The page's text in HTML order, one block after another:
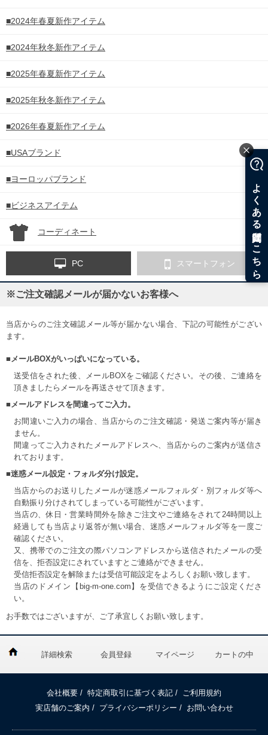
■2024年春夏新作アイテム
■2024年秋冬新作アイテム
■2025年春夏新作アイテム
■2025年秋冬新作アイテム
■2026年春夏新作アイテム
■USAブランド
■ヨーロッパブランド
■ビジネスアイテム
コーディネート
PC スマートフォン
※ご注文確認メールが届かないお客様へ
当店からのご注文確認メール等が届かない場合、下記の可能性がござい
ます。
■メールBOXがいっぱいになっている。
送受信をされた後、メールBOXをご確認ください。その後、ご連絡を
頂きましたらメールを再送させて頂きます。
■メールアドレスを間違ってご入力。
お間違いご入力の場合、当店からのご注文確認・発送ご案内等が届き
ません。
間違ってご入力されたメールアドレスへ、当店からのご案内が送信さ
れております。
■迷惑メール設定・フォルダ分け設定。
当店からのお送りしたメールが迷惑メールフォルダ・別フォルダ等へ
自動振り分けされてしまっている可能性がございます。
当店の、休日・営業時間外を除きご注文やご連絡をされて24時間以上
経過しても当店より返答が無い場合、迷惑メールフォルダ等を一度ご
確認ください。
又、携帯でのご注文の際パソコンアドレスから送信されたメールの受
信を、拒否設定にされていますとご連絡ができません。
受信拒否設定を解除または受信可能設定をよろしくお願い致します。
当店のドメイン【big-m-one.com】を受信できるようにご設定くださ
い。
お手数ではございますが、ご了承宜しくお願い致します。
詳細検索 会員登録 マイページ カートの中
会社概要 / 特定商取引に基づく表記 /
ご利用規約
実店舗のご案内 / プライバシーポリシー / お問い合わせ